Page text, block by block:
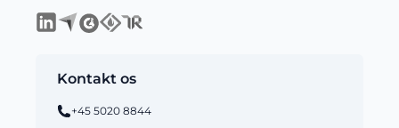
Kontakt os
+45 5020 8844